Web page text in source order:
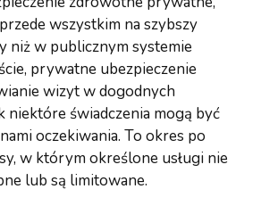
wszystkim na szybszy
niż w publicznym systemie
prywatne ubezpieczenie
wizyt w dogodnych
niektóre świadczenia mogą być
oczekiwania. To okres po
w którym określone usługi nie
lub są limitowane.